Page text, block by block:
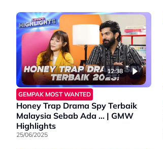
12:38
GEMPAK MOST WANTED
Honey Trap Drama Spy Terbaik
Malaysia Sebab Ada … | GMW
Highlights
25/06/2025